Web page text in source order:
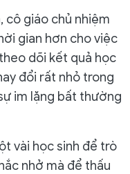
cô giáo chủ nhiệm
gian hơn cho việc
dõi kết quả học
đổi rất nhỏ trong
im lặng bất thường
vài học sinh để trò
nhở mà để thấu